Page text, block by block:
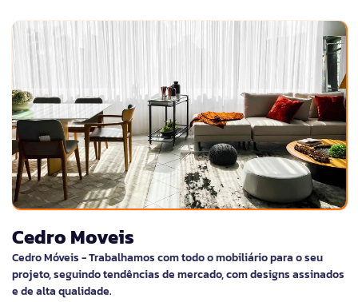
Cedro Moveis
Cedro Móveis - Trabalhamos com todo o mobiliário para o seu
projeto, seguindo tendências de mercado, com designs assinados
e de alta qualidade.